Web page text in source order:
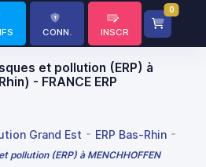
CONN. INSCR
0
et pollution (ERP) à
- FRANCE ERP
Grand Est ERP Bas-Rhin
(ERP) à MENCHHOFFEN